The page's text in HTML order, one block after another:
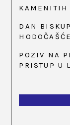
KAMENITIH
DAN
BISTRICI,
POZIV NA
PRISTUP U